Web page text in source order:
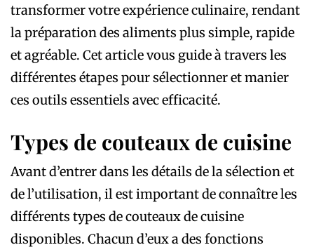
transformer votre expérience culinaire, rendant
la préparation des aliments plus simple, rapide
et agréable. Cet article vous guide à travers les
différentes étapes pour sélectionner et manier
ces outils essentiels avec efficacité.
Types de couteaux de cuisine
Avant d’entrer dans les détails de la sélection et
de l’utilisation, il est important de connaître les
différents types de couteaux de cuisine
disponibles. Chacun d’eux a des fonctions